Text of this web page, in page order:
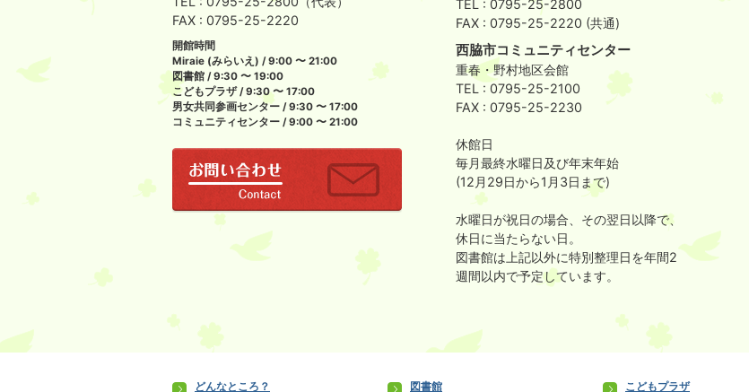
FAX : 0795-25-2220
開館時間
Miraie (みらいえ) / 9:00 〜 21:00
図書館 / 9:30 〜 19:00
こどもプラザ / 9:30 〜 17:00
男女共同参画センター / 9:30 〜 17:00
コミュニティセンター / 9:00 〜 21:00
TEL : 0795-25-2800
FAX : 0795-25-2220 (共通)
西脇市コミュニティセンター
重春・野村地区会館
TEL : 0795-25-2100
FAX : 0795-25-2230
休館日
毎月最終水曜日及び年末年始
(12月29日から1月3日まで)
水曜日が祝日の場合、その翌日以降で、
休日に当たらない日。
図書館は上記以外に特別整理日を年間2
週間以内で予定しています。
どんなところ？ 図書館 こどもプラザ